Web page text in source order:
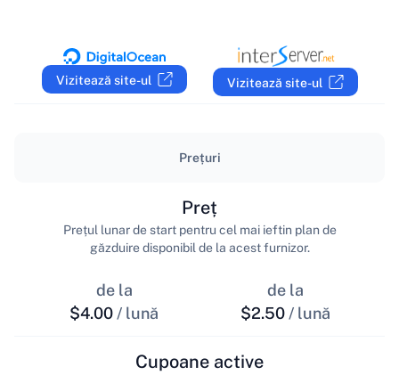
RO
Vizitează site-ul Vizitează site-ul
Prețuri
de la
$4.00/ lună
Preț
Prețul lunar de start pentru cel mai ieftin plan de
găzduire disponibil de la acest furnizor.
de la
$2.50 / lună
Cupoane active